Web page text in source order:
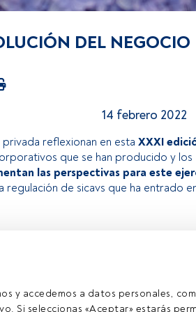
y accedemos a datos personales,
Si seleccionas «Aceptar» estarás
DEL
14 febrero 2022
reflexionan en esta XXXI
que se han producido y
las perspectivas para este
regulación de sicavs que ha entrado
y disfrutar de todo el